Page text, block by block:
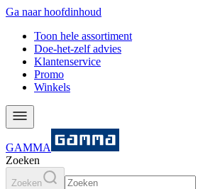
Ga naar hoofdinhoud
Toon hele assortiment
Doe-het-zelf advies
Klantenservice
Promo
Winkels
GAMMA
Zoeken
Zoeken